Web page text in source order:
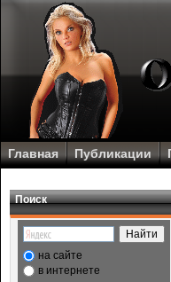
Главная Публикации
Поиск
на сайте
в интернете